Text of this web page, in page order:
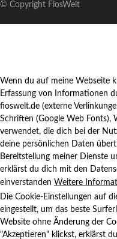
© Copyright FiosWelt
Wenn du auf meine Webseite
Erfassung von Informationen
fioswelt.de (externe
Schriften (Google Web Fonts),
verwendet, die dich bei der
deine persönlichen Daten
Bereitstellung meiner Dienste
erklärst du dich mit den
einverstanden Weitere
Die Cookie-Einstellungen auf
eingestellt, um das beste
Website ohne Änderung der
"Akzeptieren" klickst, erklärst